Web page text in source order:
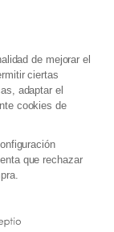
de mejorar el
ciertas
adaptar el
cookies de
que rechazar
y cookies